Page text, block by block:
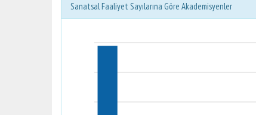
Sanatsal Faaliyet Sayılarına Göre Akademisyenler